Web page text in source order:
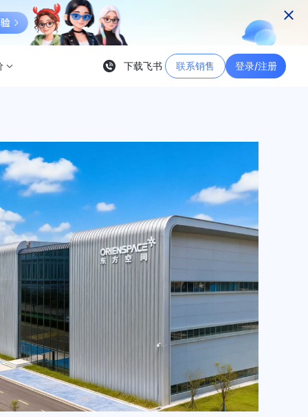
下载飞书 联系销售 登录/注册